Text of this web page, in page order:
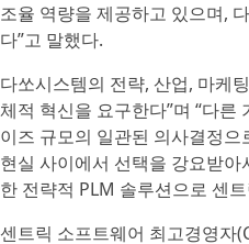
조율 역량을 제공하고 있으며,
다”고 말했다.
다쏘시스템의 전략, 산업, 마케
체적 혁신을 요구한다”며 “다
이즈 규모의 일관된 의사결정
현실 사이에서 선택을 강요받
한 전략적 PLM 솔루션으로 센
센트릭 소프트웨어 최고경영자